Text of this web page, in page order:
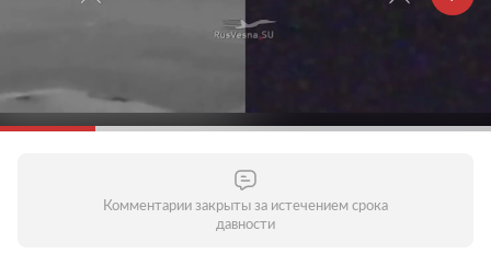
Комментарии закрыты за истечением срока
давности